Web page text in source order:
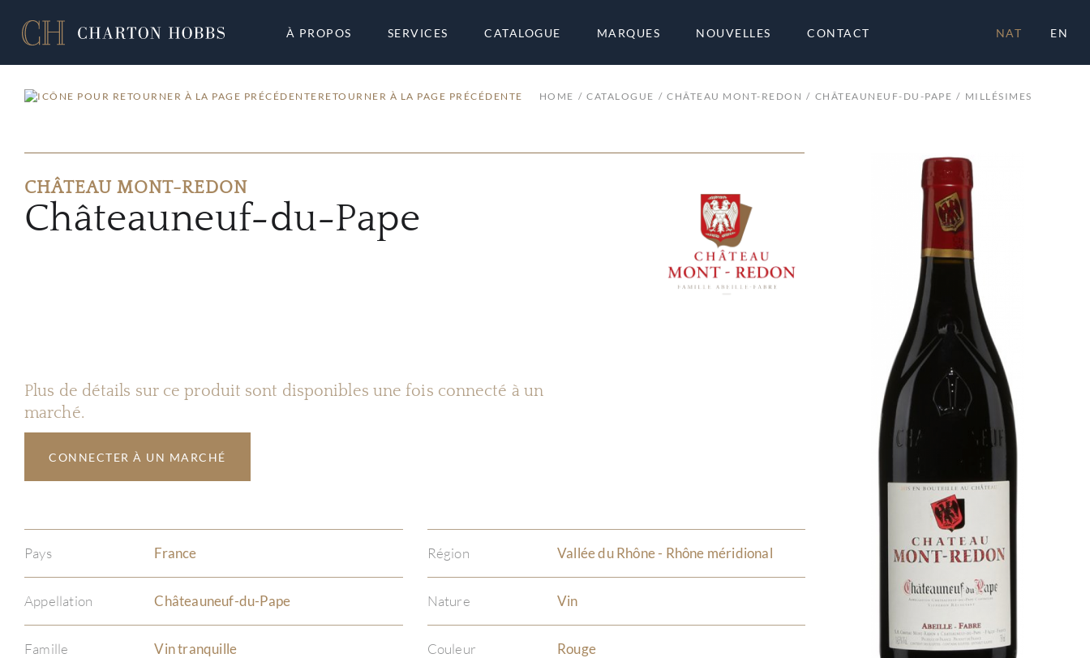
À PROPOS SERVICES CATALOGUE MARQUES NOUVELLES CONTACT NAT EN
RETOURNER À LA PAGE PRÉCÉDENTE HOME CATALOGUE CHÂTEAU MONT-REDON CHÂTEAUNEUF-DU-PAPE MILLÉSIMES
CHÂTEAU MONT-REDON
Châteauneuf-du-Pape
Plus de détails sur ce produit sont disponibles une fois connecté à un
marché.
CONNECTER À UN MARCHÉ
Pays France Région Vallée du Rhône - Rhône méridional
Appellation Châteauneuf-du-Pape Nature Vin
Famille Vin tranquille Couleur Rouge